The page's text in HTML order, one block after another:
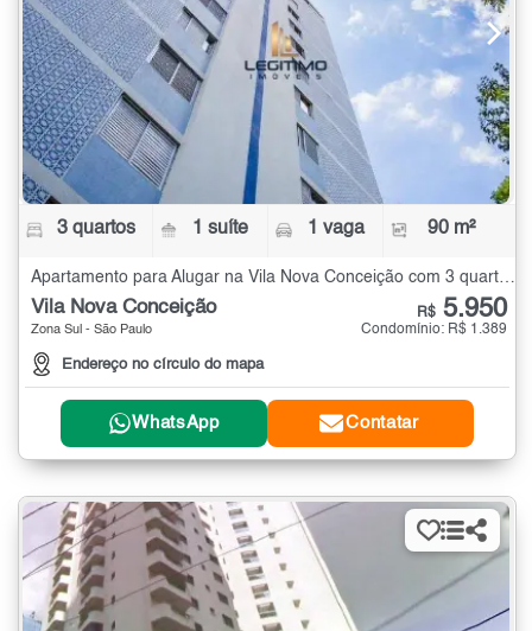
3 quartos 1 suíte 1 vaga 90 m²
Vila Nova Conceição
Zona Sul - São Paulo
Endereço no círculo do mapa
R$ 5.950
Condomínio: R$ 1.389
WhatsApp Contatar